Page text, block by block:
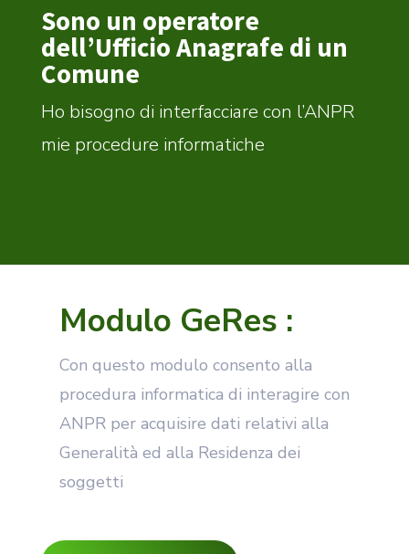
Sono un operatore
dell’Ufficio Anagrafe di un
Comune
Ho bisogno di interfacciare con l’ANPR
mie procedure informatiche
Modulo GeRes :
Con questo modulo consento alla
procedura informatica di interagire con
ANPR per acquisire dati relativi alla
Generalità ed alla Residenza dei
soggetti